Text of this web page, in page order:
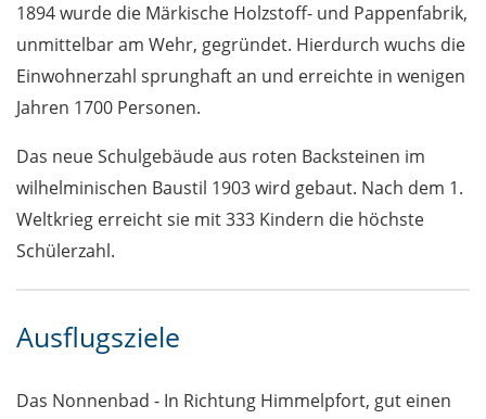
1894 wurde die Märkische Holzstoff- und Pappenfabrik,
unmittelbar am Wehr, gegründet. Hierdurch wuchs die
Einwohnerzahl sprunghaft an und erreichte in wenigen
Jahren 1700 Personen.
Das neue Schulgebäude aus roten Backsteinen im
wilhelminischen Baustil 1903 wird gebaut. Nach dem 1.
Weltkrieg erreicht sie mit 333 Kindern die höchste
Schülerzahl.
Ausflugsziele
Das Nonnenbad - In Richtung Himmelpfort, gut einen